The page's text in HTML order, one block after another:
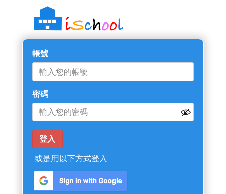
帳號
密碼
或是用以下方式登入